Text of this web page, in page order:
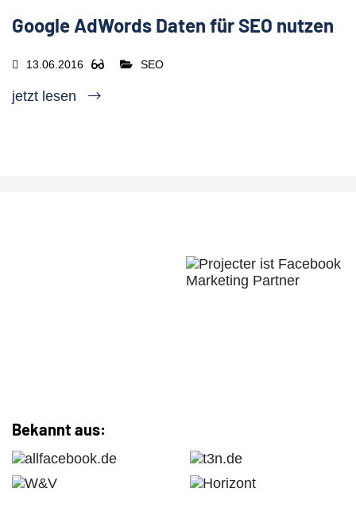
Google AdWords Daten für SEO nutzen
13.06.2016 SEO
jetzt lesen
Bekannt aus: